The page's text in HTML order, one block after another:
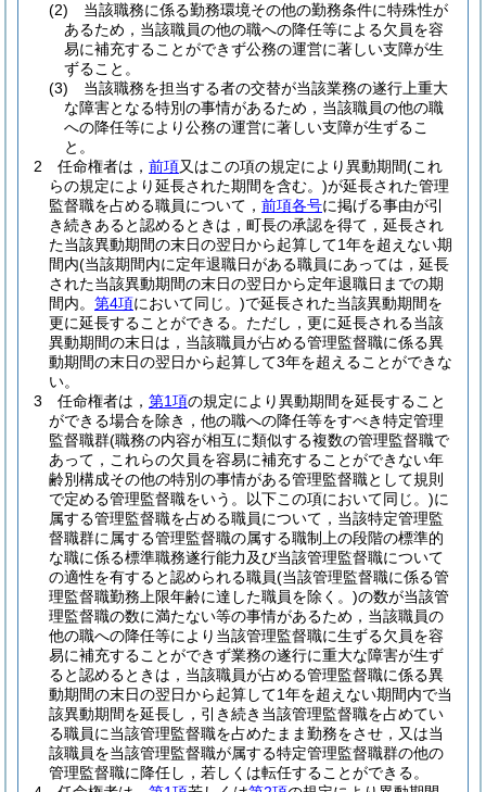
(2)
当該職務に係る勤務環境その他の勤務条件に特殊性が
あるため，当該職員の他の職への降任等による欠員を容
易に補充することができず公務の運営に著しい支障が生
ずること。
(3)
当該職務を担当する者の交替が当該業務の遂行上重大
な障害となる特別の事情があるため，当該職員の他の職
への降任等により公務の運営に著しい支障が生ずるこ
と。
2
任命権者は， 前項又はこの項の規定により異動期間(これ
らの規定により延長された期間を含む。)が延長された管理
監督職を占める職員について， 前項各号に掲げる事由が引
き続きあると認めるときは，町長の承認を得て，延長され
た当該異動期間の末日の翌日から起算して1年を超えない期
間内(当該期間内に定年退職日がある職員にあっては，延長
された当該異動期間の末日の翌日から定年退職日までの期
間内。 第4項において同じ。)で延長された当該異動期間を
更に延長することができる。 ただし，更に延長される当該
異動期間の末日は，当該職員が占める管理監督職に係る異
動期間の末日の翌日から起算して3年を超えることができな
い。
3
任命権者は， 第1項の規定により異動期間を延長すること
ができる場合を除き，他の職への降任等をすべき特定管理
監督職群(職務の内容が相互に類似する複数の管理監督職で
あって，これらの欠員を容易に補充することができない年
齢別構成その他の特別の事情がある管理監督職として規則
で定める管理監督職をいう。以下この項において同じ。)に
属する管理監督職を占める職員について，当該特定管理監
督職群に属する管理監督職の属する職制上の段階の標準的
な職に係る標準職務遂行能力及び当該管理監督職について
の適性を有すると認められる職員(当該管理監督職に係る管
理監督職勤務上限年齢に達した職員を除く。)の数が当該管
理監督職の数に満たない等の事情があるため，当該職員の
他の職への降任等により当該管理監督職に生ずる欠員を容
易に補充することができず業務の遂行に重大な障害が生ず
ると認めるときは，当該職員が占める管理監督職に係る異
動期間の末日の翌日から起算して1年を超えない期間内で当
該異動期間を延長し，引き続き当該管理監督職を占めてい
る職員に当該管理監督職を占めたまま勤務をさせ，又は当
該職員を当該管理監督職が属する特定管理監督職群の他の
管理監督職に降任し，若しくは転任することができる。